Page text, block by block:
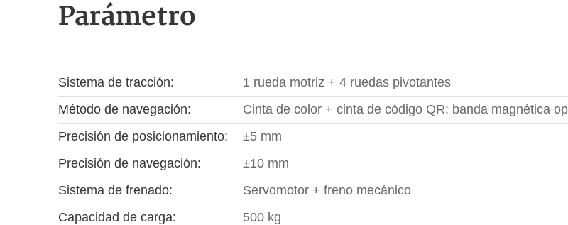
Parámetro
Sistema de tracción:
1 rueda motriz + 4 ruedas pivotantes
Método de navegación:
Cinta de color + cinta de código QR; banda magnética
Precisión de posicionamiento:
±5 mm
Precisión de navegación:
±10 mm
Sistema de frenado:
Servomotor + freno mecánico
Capacidad de carga:
500 kg